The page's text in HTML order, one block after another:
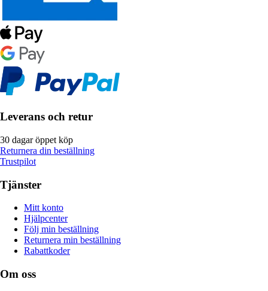
Leverans och retur
30 dagar öppet köp
Returnera din beställning
Trustpilot
Tjänster
Mitt konto
Hjälpcenter
Följ min beställning
Returnera min beställning
Rabattkoder
Om oss